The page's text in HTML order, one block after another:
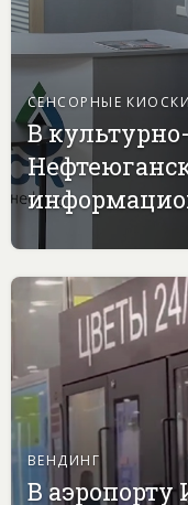
СЕНСОРНЫЕ КИОСКИ
В
ВЕНДИНГ
В